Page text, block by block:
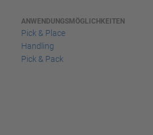
ANWENDUNGSMÖGLICHKEITEN
Pick & Place
Handling
Pick & Pack